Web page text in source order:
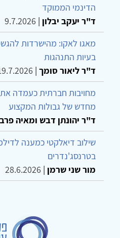
הדינמי הממוקד
ד"ר יעקב יבלון |
9.7.2026
מאגו לאקו: מהישרדות
בעיות התנהגות
ד"ר ליאור סומך |
מחויבות חברתית כעמדה
מחדש של גבולות המקצוע
ד"ר יהונתן דבש ומאיה
שילוב דיאלקטי כמענה
בטרנסג'נדרים
מור שני שרמן |
28.6.2026